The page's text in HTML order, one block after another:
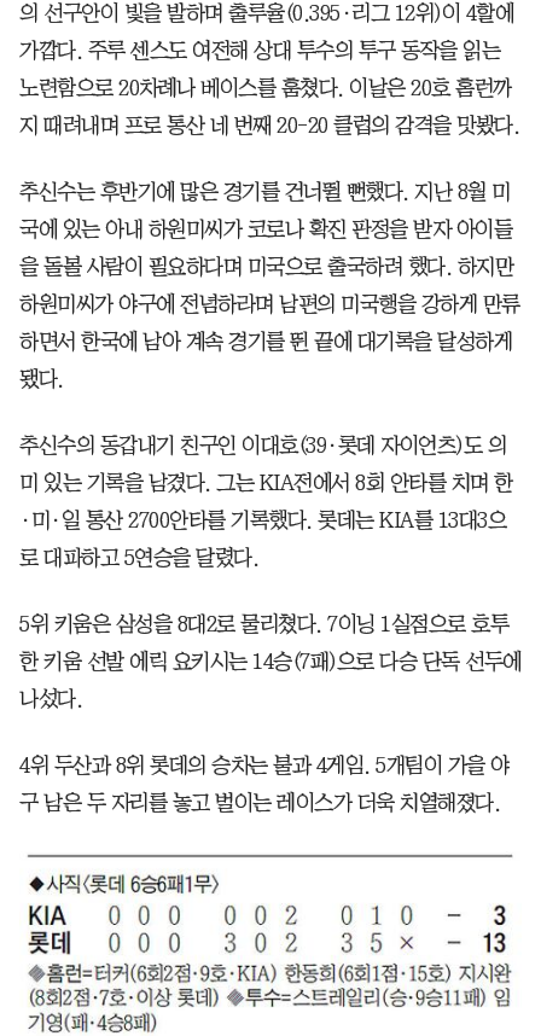
의 선구안이 빛을 발하며 출루율(0.395·리그 12위)이 4할에
가깝다. 주루 센스도 여전해 상대 투수의 투구 동작을 읽는
노련함으로 20차례나 베이스를 훔쳤다. 이날은 20호 홈런까
지 때려내며 프로 통산 네 번째 20-20 클럽의 감격을 맛봤다.
추신수는 후반기에 많은 경기를 건너뛸 뻔했다. 지난 8월 미
국에 있는 아내 하원미씨가 코로나 확진 판정을 받자 아이들
을 돌볼 사람이 필요하다며 미국으로 출국하려 했다. 하지만
하원미씨가 야구에 전념하라며 남편의 미국행을 강하게 만류
하면서 한국에 남아 계속 경기를 뛴 끝에 대기록을 달성하게
됐다.
추신수의 동갑내기 친구인 이대호(39·롯데 자이언츠)도 의
미 있는 기록을 남겼다. 그는 KIA전에서 8회 안타를 치며 한
·미·일 통산 2700안타를 기록했다. 롯데는 KIA를 13대3으
로 대파하고 5연승을 달렸다.
5위 키움은 삼성을 8대2로 물리쳤다. 7이닝 1실점으로 호투
한 키움 선발 에릭 요키시는 14승(7패)으로 다승 단독 선두에
나섰다.
4위 두산과 8위 롯데의 승차는 불과 4게임. 5개팀이 가을 야
구 남은 두 자리를 놓고 벌이는 레이스가 더욱 치열해졌다.